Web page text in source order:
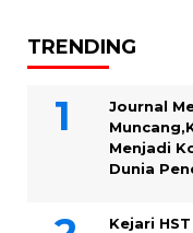
TRENDING
Journal
Menjadi
Dunia
Kejari